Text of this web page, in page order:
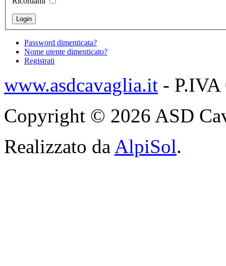
Password dimenticata?
Nome utente dimenticato?
Registrati
www.asdcavaglia.it -
Copyright © 2026 ASD
Realizzato da AlpiSol.